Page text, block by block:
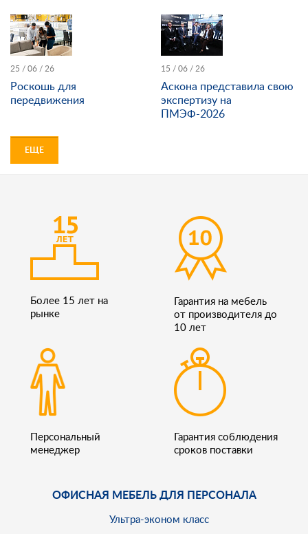
25 / 06 / 26
Роскошь для
передвижения
15 / 06 / 26
Аскона представила свою
экспертизу на
ПМЭФ-2026
ЕЩЕ
Более 15 лет на
рынке
Гарантия на мебель
от производителя до
10 лет
Персональный
менеджер
Гарантия соблюдения
сроков поставки
ОФИСНАЯ МЕБЕЛЬ ДЛЯ ПЕРСОНАЛА
Ультра-эконом класс